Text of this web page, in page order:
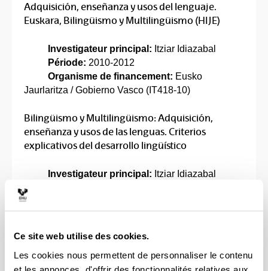
Ce site web utilise des cookies.
Les cookies nous permettent de personnaliser le contenu
Adquisición, enseñanza y usos del lenguaje.
Euskara, Bilingüismo y Multilingüismo (HIJE)
Investigateur principal: Itziar Idiazabal
Période: 2010-2012
Organisme de financement: Eusko
Jaurlaritza / Gobierno Vasco (IT418-10)
Bilingüismo y Multilingüismo: Adquisición,
enseñanza y usos de las lenguas. Criterios
explicativos del desarrollo lingüístico
Investigateur principal: Itziar Idiazabal
Adaptación al euskara del nivel III del Inventario